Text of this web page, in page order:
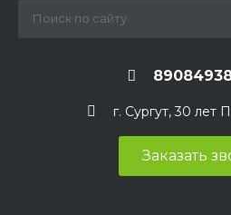
г. Сургут, 30 лет
Заказать